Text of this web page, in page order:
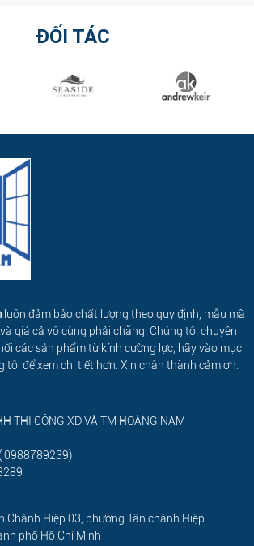
ĐỐI TÁC
luôn đảm bảo chất lượng theo quy định, mẫu mã
giá cả vô cùng phải chăng. Chúng tôi chuyên
các sản phẩm từ kính cường lực, hãy vào mục
tôi để xem chi tiết hơn. Xin chân thành cảm ơn.
THI CÔNG XD VÀ TM HOÀNG NAM
0988789239)
Chánh Hiệp 03, phường Tân chánh Hiệp
phố Hồ Chí Minh